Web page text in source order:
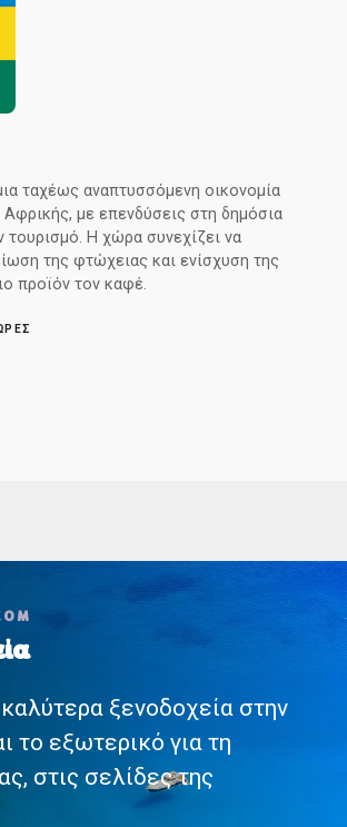
ταχέως αναπτυσσόμενη οικονομία
με επενδύσεις στη δημόσια
τουρισμό. Η χώρα συνεχίζει να
της φτώχειας και ενίσχυση της
προϊόν τον καφέ.
ξενοδοχεία στην
το εξωτερικό για τη
στις σελίδες της